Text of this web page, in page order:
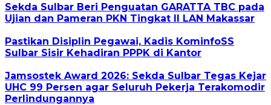
Sekda Sulbar Beri Penguatan GARATTA TBC pada
Ujian dan Pameran PKN Tingkat II LAN Makassar
Pastikan Disiplin Pegawai, Kadis KominfoSS
Sulbar Sisir Kehadiran PPPK di Kantor
Jamsostek Award 2026: Sekda Sulbar Tegas Kejar
UHC 99 Persen agar Seluruh Pekerja Terakomodir
Perlindungannya